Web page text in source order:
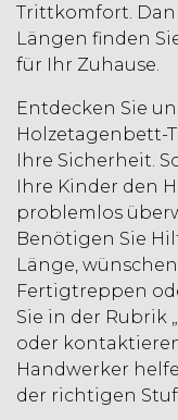
Trittkomfort.
Längen finden
für Ihr Zuhause.
Entdecken Sie
Holzetagenbett-
Ihre Sicherheit.
Ihre Kinder den
problemlos
Benötigen Sie
Länge,
Fertigtreppen
Sie in der Rubrik „
oder
Handwerker
der richtigen